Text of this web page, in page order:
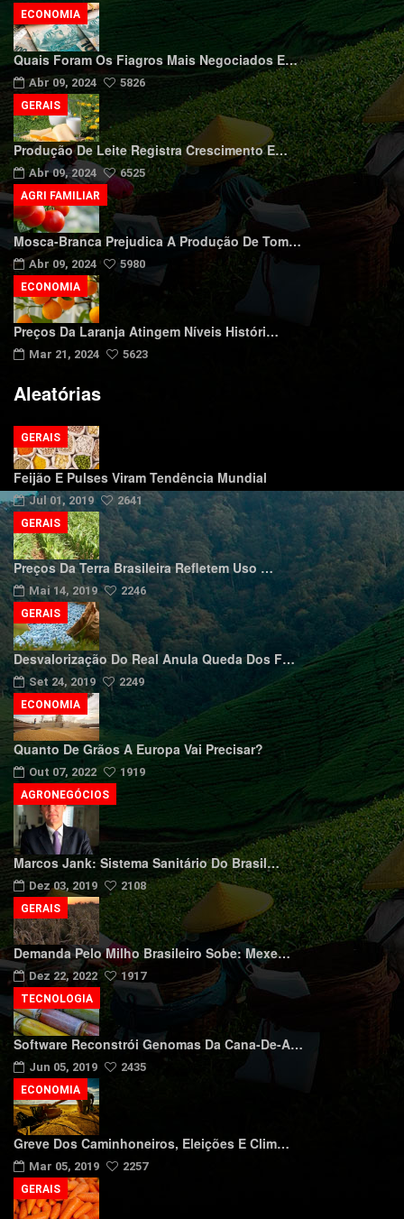
Quais Foram Os Fiagros Mais Negociados E…
Abr 09, 2024 5826
ECONOMIA
Produção De Leite Registra Crescimento E…
Abr 09, 2024 6525
GERAIS
Mosca-Branca Prejudica A Produção De Tom…
Abr 09, 2024 5980
AGRI FAMILIAR
Preços Da Laranja Atingem Níveis Históri…
Mar 21, 2024 5623
ECONOMIA
Aleatórias
Feijão E Pulses Viram Tendência Mundial
Jul 01, 2019 2641
GERAIS
Preços Da Terra Brasileira Refletem Uso …
Mai 14, 2019 2246
GERAIS
Desvalorização Do Real Anula Queda Dos F…
Set 24, 2019 2249
GERAIS
Quanto De Grãos A Europa Vai Precisar?
Out 07, 2022 1919
ECONOMIA
Marcos Jank: Sistema Sanitário Do Brasil…
Dez 03, 2019 2108
AGRONEGÓCIOS
Demanda Pelo Milho Brasileiro Sobe: Mexe…
Dez 22, 2022 1917
GERAIS
Software Reconstrói Genomas Da Cana-De-A…
Jun 05, 2019 2435
TECNOLOGIA
Greve Dos Caminhoneiros, Eleições E Clim…
Mar 05, 2019 2257
ECONOMIA
GERAIS